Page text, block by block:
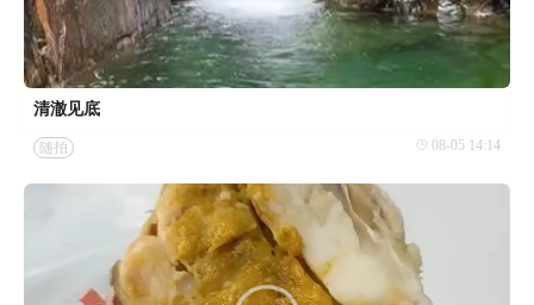
清澈见底
随拍 08-05 14:14